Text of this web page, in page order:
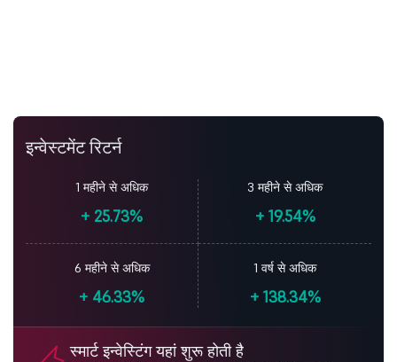
इन्वेस्टमेंट रिटर्न
1 महीने से अधिक
+ 25.73%
3 महीने से अधिक
+19.54%
6 महीने से अधिक
+ 46.33%
1 वर्ष से अधिक
+138.34%
स्मार्ट इन्वेस्टिंग यहां शुरू होती है